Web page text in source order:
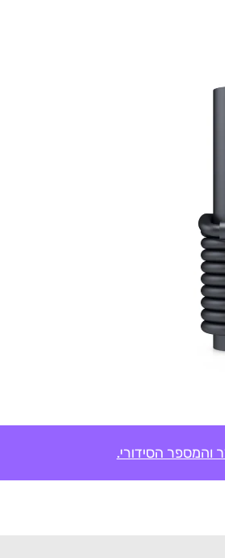
והמספר הסידורי.